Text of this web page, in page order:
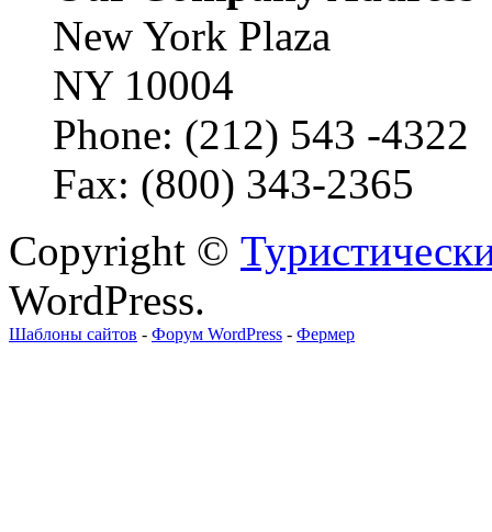
New York Plaza
NY 10004
Phone: (212) 543 -4322
Fax: (800) 343-2365
Copyright ©
WordPress.
Шаблоны сайтов - Форум WordPress - Фермер